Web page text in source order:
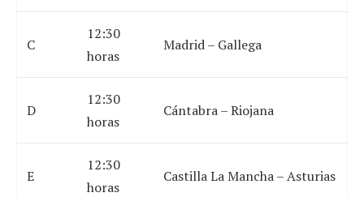
C
12:30
horas
Madrid – Gallega
D
12:30
horas
Cántabra – Riojana
E
12:30
horas
Castilla La Mancha – Asturias